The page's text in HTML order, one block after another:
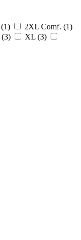
(1) 2XL Comf. (1)
(3) XL (3)